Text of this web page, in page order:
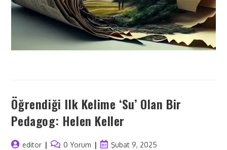
Öğrendiği Ilk Kelime ‘su’ Olan Bir
Pedagog: Helen Keller
editor 0 Yorum Şubat 9, 2025